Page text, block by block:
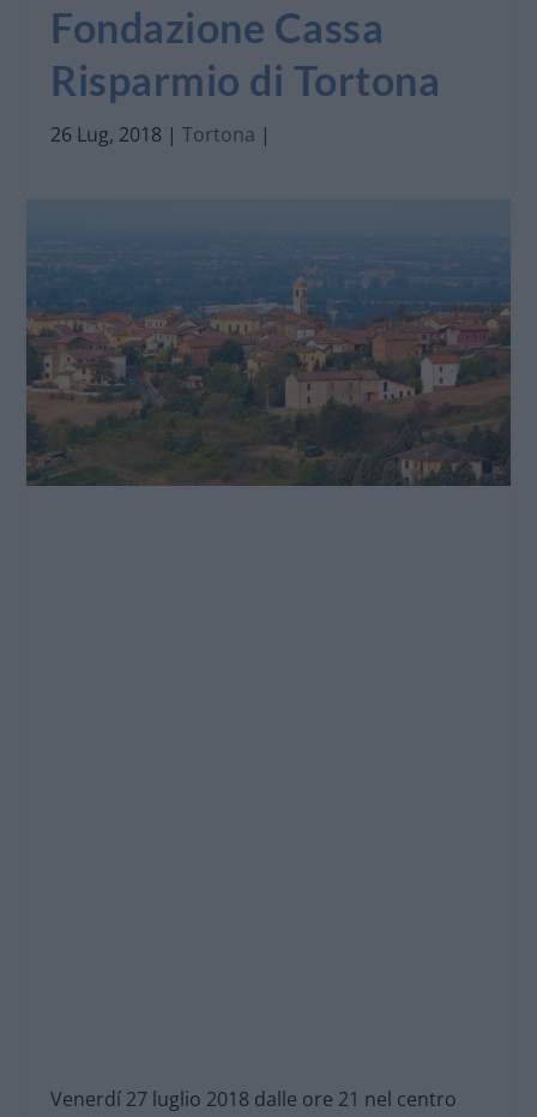
Fondazione Cassa
Risparmio di Tortona
26 Lug, 2018 |Tortona |
Venerdí 27 luglio 2018 dalle ore 21 nel centro